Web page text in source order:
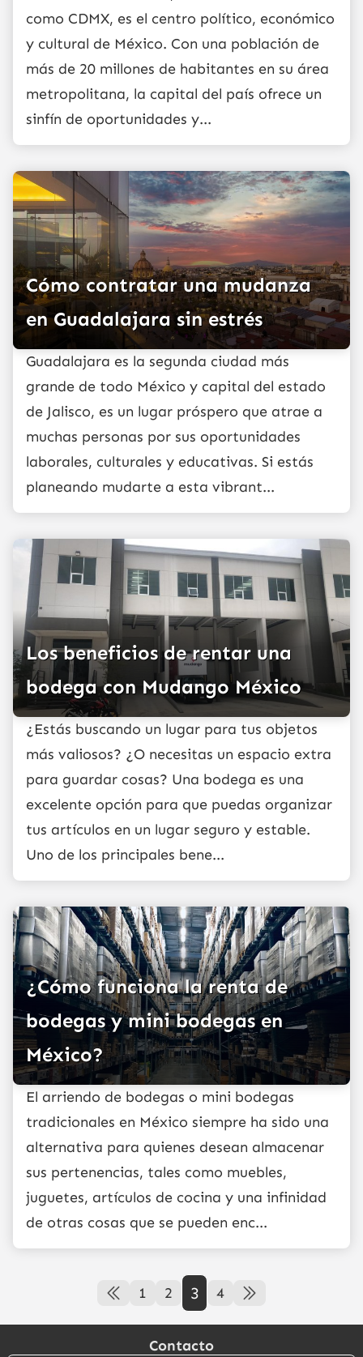
como CDMX, es el centro político, económico
y cultural de México. Con una población de
más de 20 millones de habitantes en su área
metropolitana, la capital del país ofrece un
sinfín de oportunidades y...
Cómo contratar una mudanza
en Guadalajara sin estrés
Guadalajara es la segunda ciudad más
grande de todo México y capital del estado
de Jalisco, es un lugar próspero que atrae a
muchas personas por sus oportunidades
laborales, culturales y educativas. Si estás
planeando mudarte a esta vibrant...
Los beneficios de rentar una
bodega con Mudango México
¿Estás buscando un lugar para tus objetos
más valiosos? ¿O necesitas un espacio extra
para guardar cosas? Una bodega es una
excelente opción para que puedas organizar
tus artículos en un lugar seguro y estable.
Uno de los principales bene...
¿Cómo funciona la renta de
bodegas y mini bodegas en
México?
El arriendo de bodegas o mini bodegas
tradicionales en México siempre ha sido una
alternativa para quienes desean almacenar
sus pertenencias, tales como muebles,
juguetes, artículos de cocina y una infinidad
de otras cosas que se pueden enc...
1 2 3 4
Contacto